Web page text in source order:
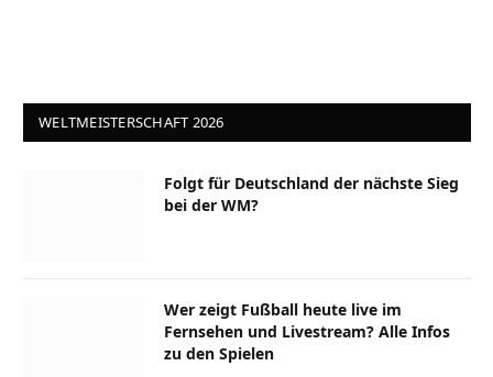
WELTMEISTERSCHAFT 2026
Folgt für Deutschland der nächste Sieg
bei der WM?
Wer zeigt Fußball heute live im
Fernsehen und Livestream? Alle Infos
zu den Spielen